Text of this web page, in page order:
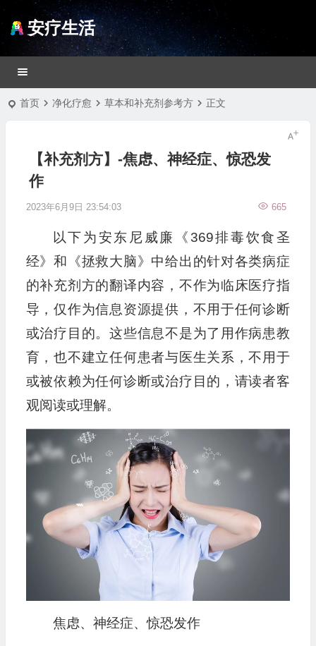
安疗生活
首页 净化疗愈 草本和补充剂参考方 正文
【补充剂方】-焦虑、神经症、惊恐发
作
2023年6月9日 23:54:03 665
以下为安东尼威廉《369排毒饮食圣
经》和《拯救大脑》中给出的针对各类病症
的补充剂方的翻译内容，不作为临床医疗指
导，仅作为信息资源提供，不用于任何诊断
或治疗目的。这些信息不是为了用作病患教
育，也不建立任何患者与医生关系，不用于
或被依赖为任何诊断或治疗目的，请读者客
观阅读或理解。
焦虑、神经症、惊恐发作